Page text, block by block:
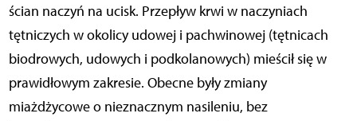
ścian naczyń na ucisk. Przepływ krwi w naczyniach
tętniczych w okolicy udowej i pachwinowej (tętnicach
biodrowych, udowych i podkolanowych) mieścił się w
prawidłowym zakresie. Obecne były zmiany
miażdżycowe o nieznacznym nasileniu, bez